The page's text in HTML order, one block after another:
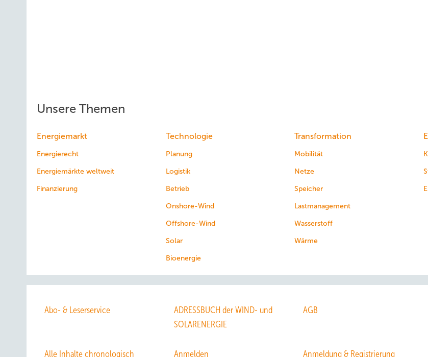
Unsere Themen
Energiemarkt
Energierecht
Energiemärkte weltweit
Finanzierung
Technologie
Planung
Logistik
Betrieb
Onshore-Wind
Offshore-Wind
Solar
Bioenergie
Transformation
Mobilität
Netze
Speicher
Lastmanagement
Wasserstoff
Wärme
Abo- & Leserservice
ADRESSBUCH der WIND- und
SOLARENERGIE
AGB
Alle Inhalte chronologisch Anmelden Anmeldung & Registrierung